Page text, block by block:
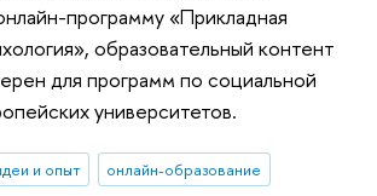
программу «Прикладная
образовательный контент
для программ по социальной
университетов.
и опыт
онлайн-образование